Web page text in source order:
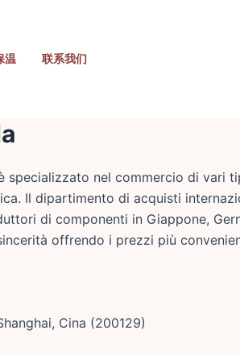
温 联系我们
nel commercio di vari
Il dipartimento di acquisti
di componenti in Giappone,
offrendo i prezzi più
Cina (200129)